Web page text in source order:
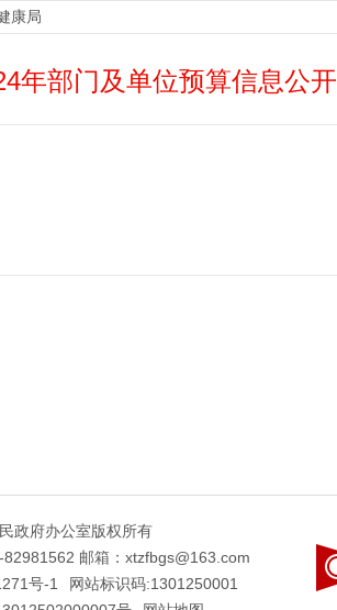
康局
年部门及单位预算信息公开